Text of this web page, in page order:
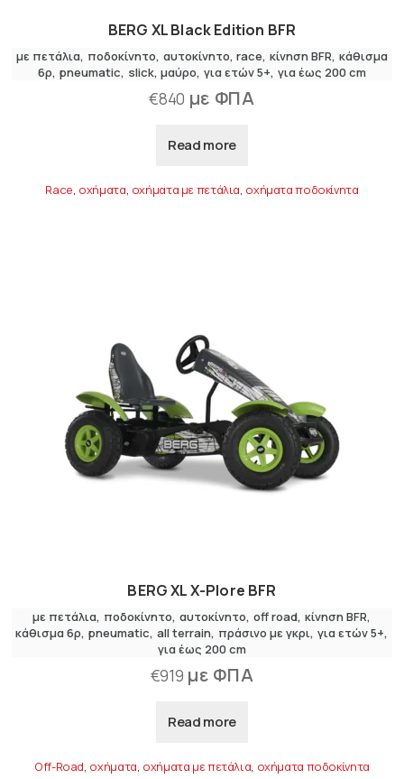
BERG XL Black Edition BFR
με πετάλια, ποδοκίνητο αυτοκίνητο race κίνηση BFR κάθισμα
6ρ pneumatic slick μαύρο για ετών 5+ για έως 200 cm
€840 με ΦΠΑ
Read more
Race, οχήματα, οχήματα με πετάλια, οχήματα ποδοκίνητα
BERG XL X-Plore BFR
με πετάλια, ποδοκίνητο αυτοκίνητο off road κίνηση BFR
κάθισμα 6ρ pneumatic all terrain πράσινο με γκρι για ετών 5+
για έως 200 cm
€919 με ΦΠΑ
Read more
Off-Road, οχήματα, οχήματα με πετάλια, οχήματα ποδοκίνητα